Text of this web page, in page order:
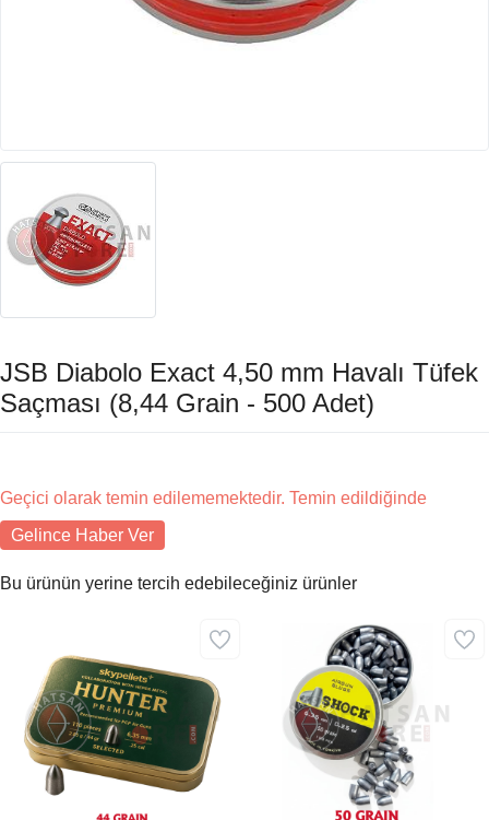
JSB Diabolo Exact 4,50 mm Havalı Tüfek
Saçması (8,44 Grain - 500 Adet)
Geçici olarak temin edilememektedir. Temin edildiğinde
Gelince Haber Ver
Bu ürünün yerine tercih edebileceğiniz ürünler